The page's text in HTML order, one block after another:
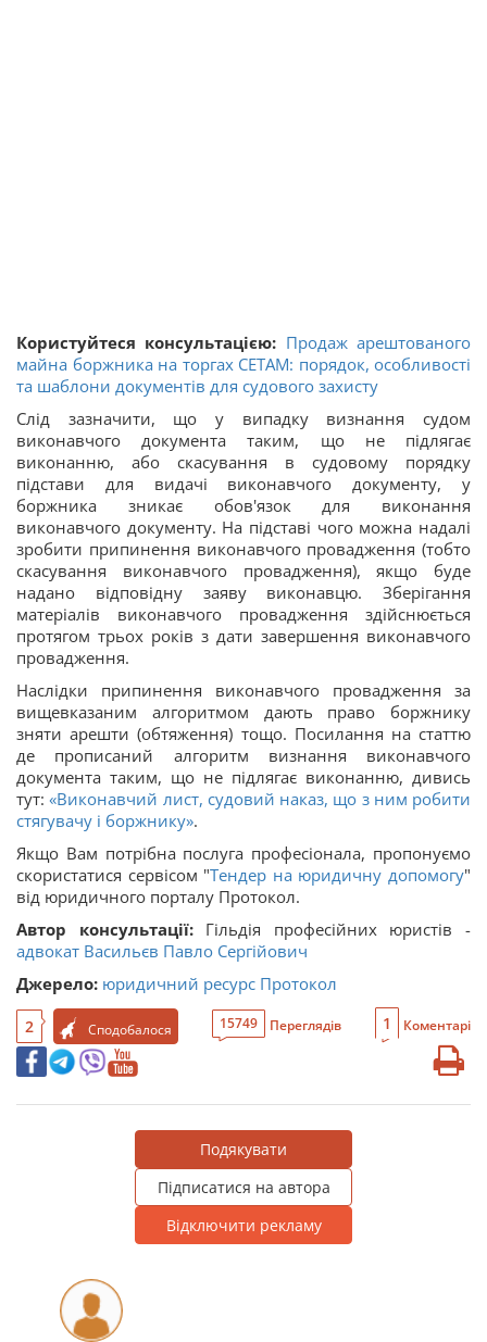
Користуйтеся консультацією: Продаж арештованого
майна боржника на торгах СЕТАМ: порядок, особливості
та шаблони документів для судового захисту
Слід зазначити, що у випадку визнання судом
виконавчого документа таким, що не підлягає
виконанню, або скасування в судовому порядку
підстави для видачі виконавчого документу, у
боржника зникає обов'язок для виконання
виконавчого документу. На підставі чого можна надалі
зробити припинення виконавчого провадження (тобто
скасування виконавчого провадження), якщо буде
надано відповідну заяву виконавцю. Зберігання
матеріалів виконавчого провадження здійснюється
протягом трьох років з дати завершення виконавчого
провадження.
Наслідки припинення виконавчого провадження за
вищевказаним алгоритмом дають право боржнику
зняти арешти (обтяження) тощо. Посилання на статтю
де прописаний алгоритм визнання виконавчого
документа таким, що не підлягає виконанню, дивись
тут:«Виконавчий лист, судовий наказ, що з ним робити
стягувачу і боржнику».
Якщо Вам потрібна послуга професіонала, пропонуємо
скористатися сервісом "Тендер на юридичну допомогу"
від юридичного порталу Протокол.
Автор консультації:Гільдія професійних юристів -
адвокат Васильєв Павло Сергійович
Джерело: юридичний ресурс Протокол
2 Сподобалося 15749 Переглядів 1 Коментарі
Подякувати
Підписатися на автора
Відключити рекламу